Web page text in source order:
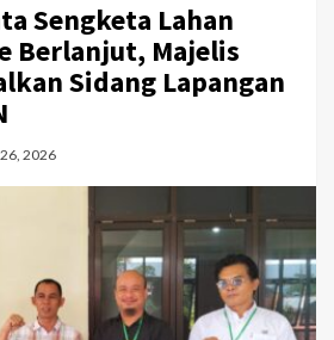
Sengketa Lahan
Berlanjut, Majelis
Sidang Lapangan
2026